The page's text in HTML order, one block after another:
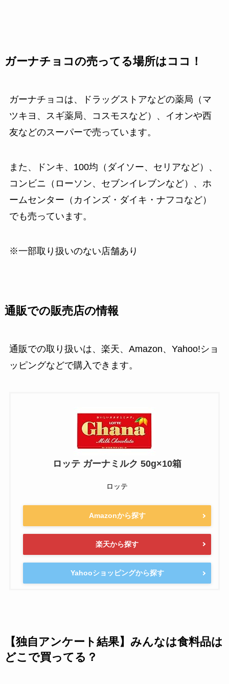
ガーナチョコの売ってる場所はココ！
ガーナチョコは、ドラッグストアなどの薬局（マ
ツキヨ、スギ薬局、コスモスなど）、イオンや西
友などのスーパーで売っています。
また、ドンキ、100均（ダイソー、セリアなど）、
コンビニ（ローソン、セブンイレブンなど）、ホ
ームセンター（カインズ・ダイキ・ナフコなど）
でも売っています。
※一部取り扱いのない店舗あり
通販での販売店の情報
通販での取り扱いは、楽天、Amazon、Yahoo!ショ
ッピングなどで購入できます。
ロッテ ガーナミルク 50g×10箱
ロッテ
Amazonから探す
楽天から探す
Yahooショッピングから探す
【独自アンケート結果】みんなは食料品は
どこで買ってる？